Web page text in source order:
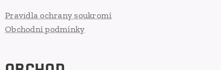
Pravidla ochrany soukromí
Obchodní podmínky